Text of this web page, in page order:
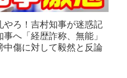
やろ！吉村知事が迷惑記
へ「経歴詐称、無能」
中傷に対して毅然と反論